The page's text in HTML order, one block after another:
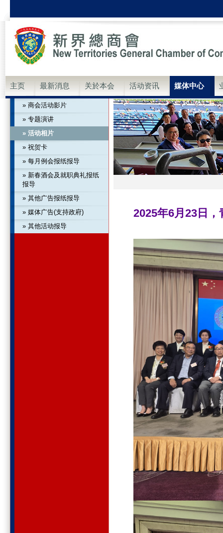
主页 最新消息 关於本会 活动资讯 媒体中心
» 商会活动影片
» 专题演讲
» 活动相片
» 祝贺卡
» 每月例会报纸报导
» 新春酒会及就职典礼报纸
报导
» 其他广告报纸报导
» 媒体广告(支持政府)
» 其他活动报导
2025年6月23日